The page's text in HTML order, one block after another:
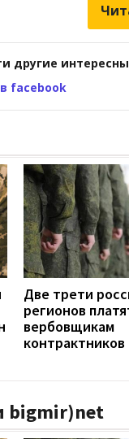
другие
facebook
Две трети
регионов
вербовщикам
контрактников
bigmir)net